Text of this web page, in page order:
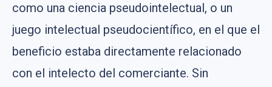
como una ciencia pseudointelectual, o un
juego intelectual pseudocientífico, en el que el
beneficio estaba directamente relacionado
con el intelecto del comerciante. Sin